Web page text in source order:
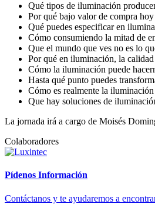
Qué tipos de iluminación
Por qué bajo valor de compra hoy
Qué puedes especificar en
Cómo consumiendo la mitad de
Que el mundo que ves no es lo
Por qué en iluminación, la
Cómo la iluminación puede
Hasta qué punto puedes
Cómo es realmente la
Que hay soluciones de
La jornada irá a cargo de Moisés
Colaboradores
Pídenos Información
Contáctanos y te ayudaremos a